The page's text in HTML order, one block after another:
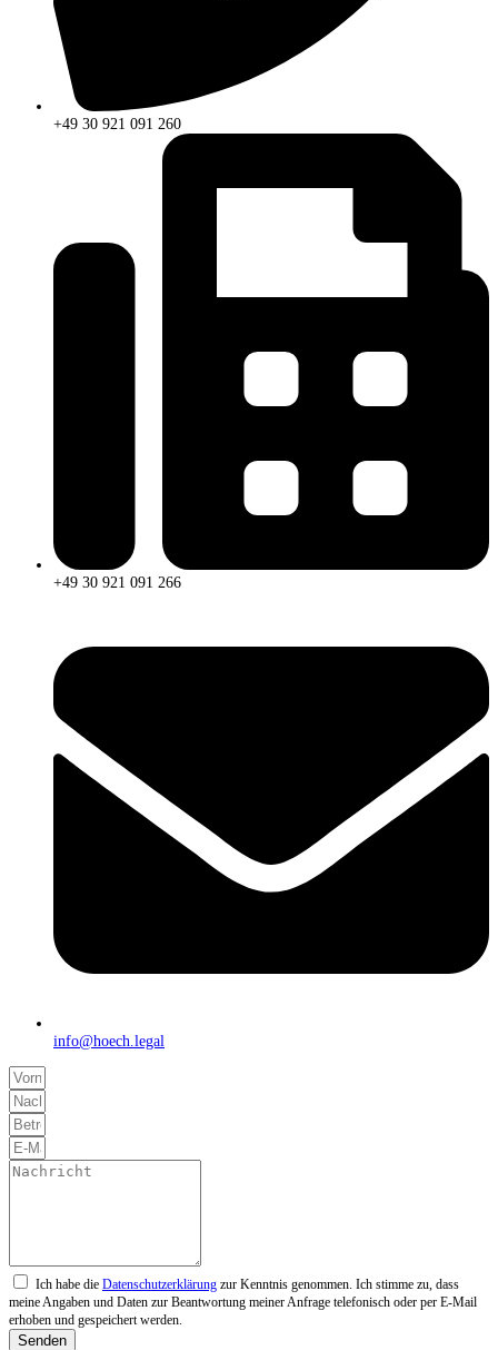
+49 30 921 091 260
+49 30 921 091 266
info@hoech.legal
Ich habe die Datenschutzerklärung zur Kenntnis genommen. Ich stimme zu, dass
meine Angaben und Daten zur Beantwortung meiner Anfrage telefonisch oder per E-Mail
erhoben und gespeichert werden.
Senden